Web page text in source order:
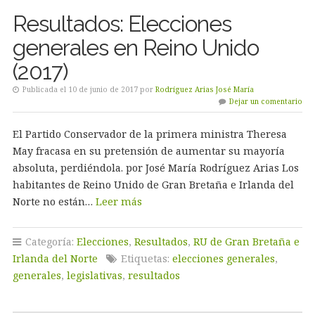
Resultados: Elecciones
generales en Reino Unido
(2017)
Publicada el 10 de junio de 2017 por Rodríguez Arias José María
Dejar un comentario
El Partido Conservador de la primera ministra Theresa
May fracasa en su pretensión de aumentar su mayoría
absoluta, perdiéndola. por José María Rodríguez Arias Los
habitantes de Reino Unido de Gran Bretaña e Irlanda del
Norte no están… Leer más
Categoría: Elecciones, Resultados, RU de Gran Bretaña e
Irlanda del Norte
Etiquetas: elecciones generales,
generales, legislativas, resultados